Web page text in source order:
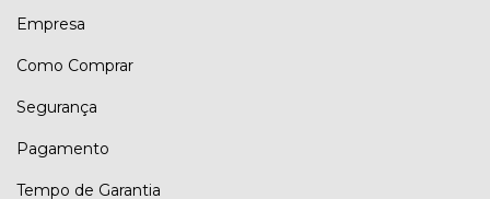
Empresa
Como Comprar
Segurança
Pagamento
Tempo de Garantia